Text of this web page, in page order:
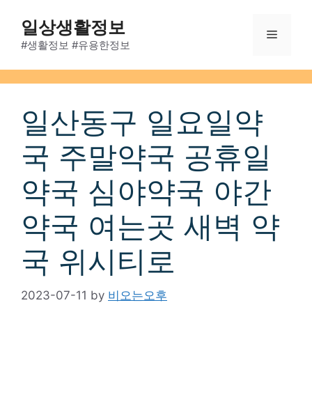
content
일상생활정보
#생활정보 #유용한정보
Menu
일산동구 일요일약
국 주말약국 공휴일
약국 심야약국 야간
약국 여는곳 새벽 약
국 위시티로
2023-07-11 by 비오는오후